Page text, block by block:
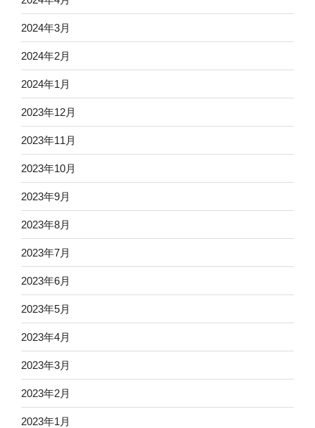
2024年3月
2024年2月
2024年1月
2023年12月
2023年11月
2023年10月
2023年9月
2023年8月
2023年7月
2023年6月
2023年5月
2023年4月
2023年3月
2023年2月
2023年1月